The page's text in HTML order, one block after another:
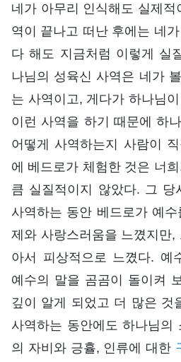
네가 아무리 인식해도 실제
역이 끝나고 떠난 후에는 네
다 해도 지금처럼 이렇게 실
나님의 성육신 사역은 네가
는 사역이고, 게다가 하나님
이런 사역을 하기 때문에 하
어떻게 사역하는지 사람이
에 베드로가 체험한 것은 너
큼 실질적이지 않았다. 그 당
사역하는 동안 베드로가 예
제와 사랑스러움을 느꼈지만
아서 피상적으로 느꼈다. 예
예수의 말을 곰곰이 돌이켜
깊이 알게 되었고 더 많은 것
사역하는 동안에도 하나님의
의 자비와 긍휼, 인류에 대한